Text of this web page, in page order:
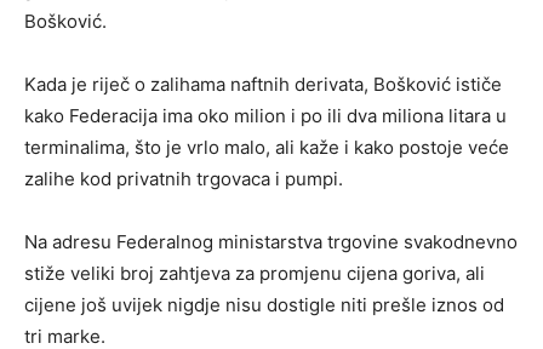
Bošković.
Kada je riječ o zalihama naftnih derivata, Bošković ističe
kako Federacija ima oko milion i po ili dva miliona litara u
terminalima, što je vrlo malo, ali kaže i kako postoje veće
zalihe kod privatnih trgovaca i pumpi.
Na adresu Federalnog ministarstva trgovine svakodnevno
stiže veliki broj zahtjeva za promjenu cijena goriva, ali
cijene još uvijek nigdje nisu dostigle niti prešle iznos od
tri marke.